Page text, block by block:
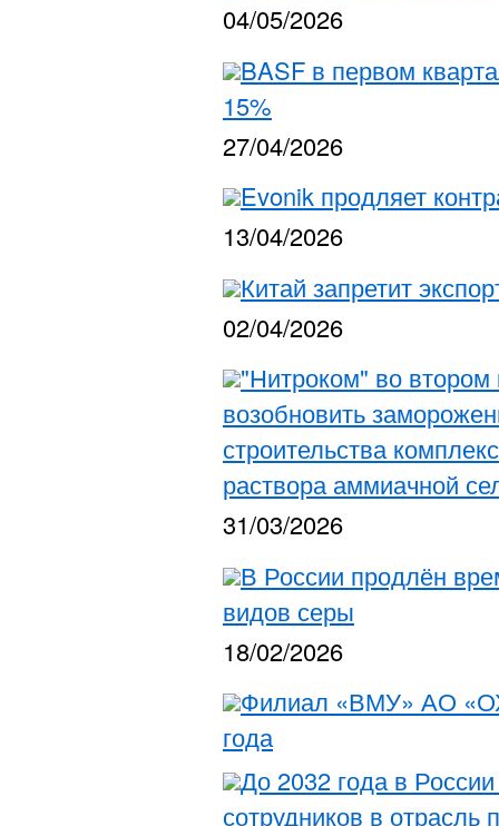
04/05/2026
BASF в первом
15%
27/04/2026
Evonik продляет
13/04/2026
Китай запретит
02/04/2026
"Нитроком" во втором
возобновить
строительства
раствора аммиачной
31/03/2026
В России продлён
видов серы
18/02/2026
Филиал «ВМУ» АО
года
До 2032 года в
сотрудников в отрасль